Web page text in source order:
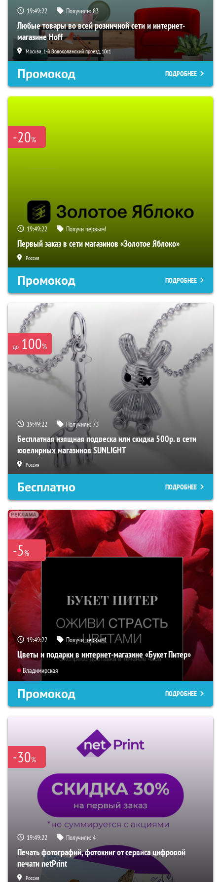
19:49:21 Получили:83
Любые товары во всей розничной сети и интернет-
магазине Hoff
Москва, 1-й Волоколамский проезд, 10с1
Промокод ПОДРОБНЕЕ
-20%
19:49:21 Получи первым!
Первый заказ в сети магазинов «Золотое Яблоко»
Россия
Промокод ПОДРОБНЕЕ
до 100%
19:49:21 Получили:73
Бесплатная изящная подвеска или скидка 500р. в сети
ювелирных магазинов SUNLIGHT
Россия
Бесплатно ПОДРОБНЕЕ
-5%
19:49:21 Получи первым!
Цветы и подарки в интернет-магазине «Букет Питер»
Владимирская
Промокод ПОДРОБНЕЕ
-30%
19:49:21 Получили:4
Печать фотографий, фотокниг от сервиса цифровой
печати netPrint
Россия